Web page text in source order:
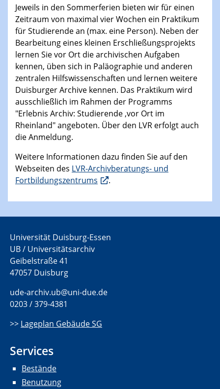
Jeweils in den Sommerferien bieten wir für einen
Zeitraum von maximal vier Wochen ein Praktikum
für Studierende an (max. eine Person). Neben der
Bearbeitung eines kleinen Erschließungsprojekts
lernen Sie vor Ort die archivischen Aufgaben
kennen, üben sich in Paläographie und anderen
zentralen Hilfswissenschaften und lernen weitere
Duisburger Archive kennen. Das Praktikum wird
ausschließlich im Rahmen der Programms
"Erlebnis Archiv: Studierende ‚vor Ort im
Rheinland" angeboten. Über den LVR erfolgt auch
die Anmeldung.
Weitere Informationen dazu finden Sie auf den
Webseiten des LVR-Archivberatungs- und
Fortbildungszentrums
.
Universität Duisburg-Essen
UB / Universitätsarchiv
Geibelstraße 41
47057 Duisburg
ude-archiv.ub@uni-due.de
0203 / 379-4381
>> Lageplan Gebäude SG
Services
Bestände
Benutzung